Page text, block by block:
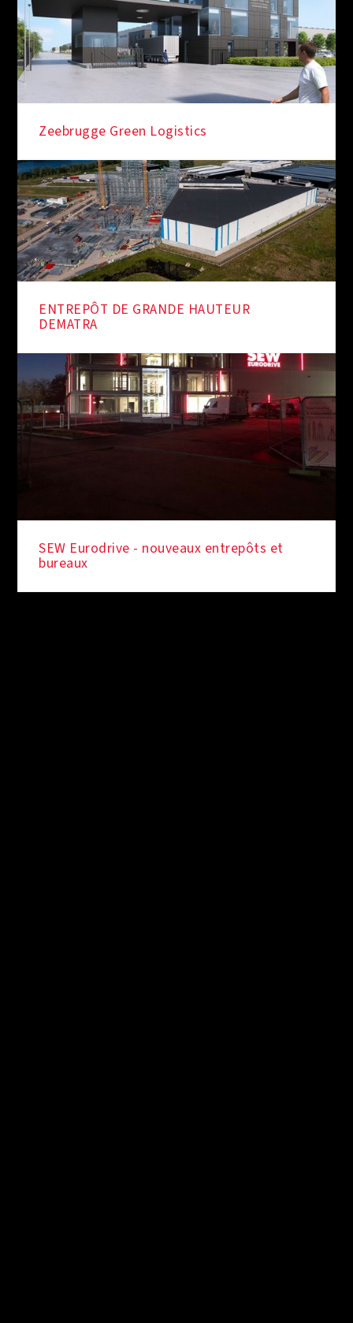
Zeebrugge Green Logistics
ENTREPÔT DE GRANDE HAUTEUR
DEMATRA
SEW Eurodrive - nouveaux entrepôts et
bureaux